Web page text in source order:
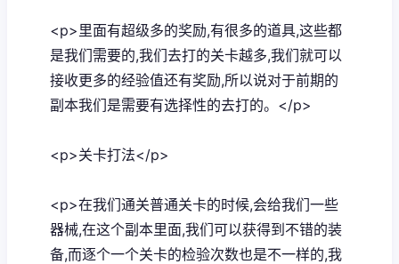
<p>里面有超级多的奖励,有很多的道具,这些都
是我们需要的,我们去打的关卡越多,我们就可以
接收更多的经验值还有奖励,所以说对于前期的
副本我们是需要有选择性的去打的。</p>
<p>关卡打法</p>
<p>在我们通关普通关卡的时候,会给我们一些
器械,在这个副本里面,我们可以获得到不错的装
备,而逐个一个关卡的检验次数也是不一样的,我